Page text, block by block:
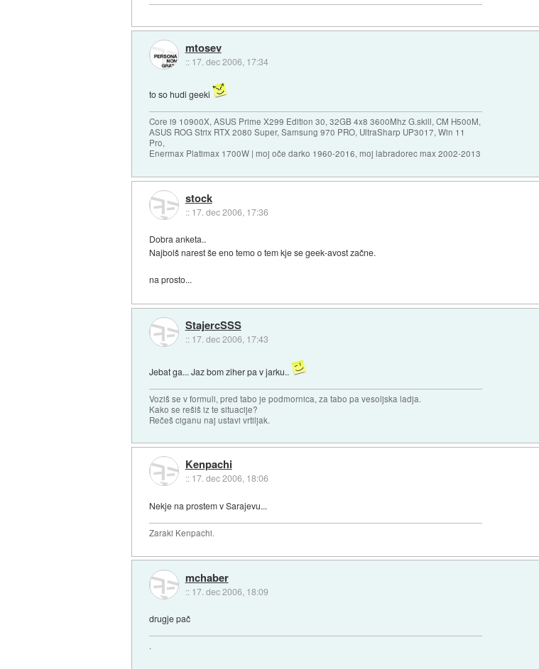
mtosev
:: 17. dec 2006, 17:34
to so hudi geeki
Core i9 10900X, ASUS Prime X299 Edition 30, 32GB 4x8 3600Mhz G.skill, CM H500M,
ASUS ROG Strix RTX 2080 Super, Samsung 970 PRO, UltraSharp UP3017, Win 11
Pro,
Enermax Platimax 1700W | moj oče darko 1960-2016, moj labradorec max 2002-2013
stock
:: 17. dec 2006, 17:36
Dobra anketa..
Najbolš narest še eno temo o tem kje se geek-avost začne.
na prosto...
StajercSSS
:: 17. dec 2006, 17:43
Jebat ga... Jaz bom ziher pa v jarku..
Voziš se v formuli, pred tabo je podmornica, za tabo pa vesoljska ladja.
Kako se rešiš iz te situacije?
Rečeš ciganu naj ustavi vrtiljak.
Kenpachi
:: 17. dec 2006, 18:06
Nekje na prostem v Sarajevu...
Zaraki Kenpachi.
mchaber
:: 17. dec 2006, 18:09
drugje pač
.